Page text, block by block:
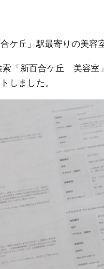
ケ丘」駅最寄りの美容
索「新百合ケ丘 美容室
しました。